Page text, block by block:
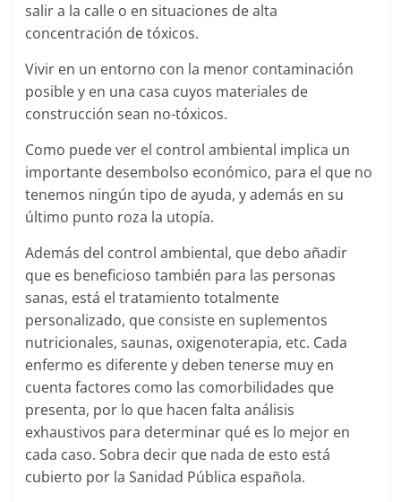
salir a la calle o en situaciones de alta
concentración de tóxicos.
Vivir en un entorno con la menor contaminación
posible y en una casa cuyos materiales de
construcción sean no-tóxicos.
Como puede ver el control ambiental implica un
importante desembolso económico, para el que no
tenemos ningún tipo de ayuda, y además en su
último punto roza la utopía.
Además del control ambiental, que debo añadir
que es beneficioso también para las personas
sanas, está el tratamiento totalmente
personalizado, que consiste en suplementos
nutricionales, saunas, oxigenoterapia, etc. Cada
enfermo es diferente y deben tenerse muy en
cuenta factores como las comorbilidades que
presenta, por lo que hacen falta análisis
exhaustivos para determinar qué es lo mejor en
cada caso. Sobra decir que nada de esto está
cubierto por la Sanidad Pública española.